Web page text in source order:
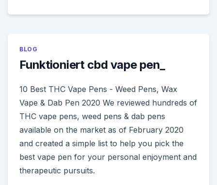
BLOG
Funktioniert cbd vape pen_
10 Best THC Vape Pens - Weed Pens, Wax
Vape & Dab Pen 2020 We reviewed hundreds of
THC vape pens, weed pens & dab pens
available on the market as of February 2020
and created a simple list to help you pick the
best vape pen for your personal enjoyment and
therapeutic pursuits.